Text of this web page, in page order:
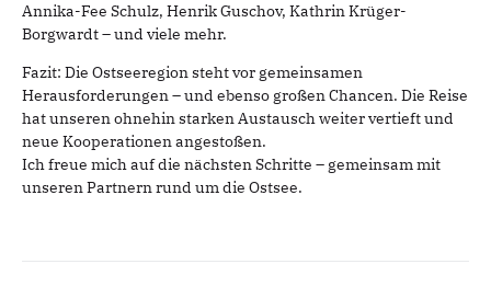
Annika-Fee Schulz, Henrik Guschov, Kathrin Krüger-
Borgwardt – und viele mehr.
Fazit: Die Ostseeregion steht vor gemeinsamen
Herausforderungen – und ebenso großen Chancen. Die Reise
hat unseren ohnehin starken Austausch weiter vertieft und
neue Kooperationen angestoßen.
Ich freue mich auf die nächsten Schritte – gemeinsam mit
unseren Partnern rund um die Ostsee.